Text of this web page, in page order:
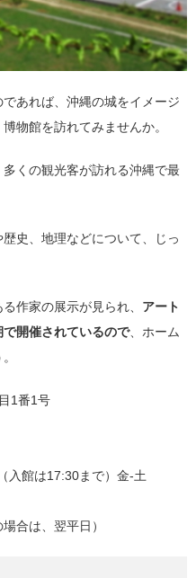
あれば、沖縄の城をイメージ
物館を訪れてみませんか。
多くの観光客が訪れる沖縄で最
史、地理などについて、じっ
作家の展示が見られ、 アート
開催されているので、ホーム
1番1号
館は17:30まで）金-土
合は、翌平日）